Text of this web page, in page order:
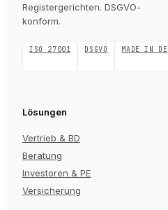
Registergerichten. DSGVO-
konform.
ISO 27001 DSGVO MADE IN DE
Lösungen
Vertrieb & BD
Beratung
Investoren & PE
Versicherung